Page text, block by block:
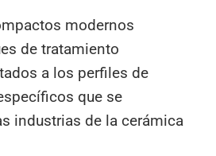
modernos
de tratamiento
a los perfiles de
que se
industrias de la cerámica